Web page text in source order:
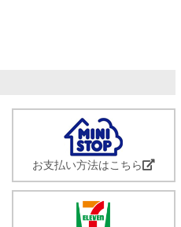
お支払い方法はこちら